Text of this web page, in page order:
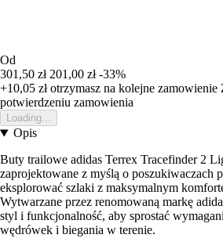
Od
301,50 zł 201,00 zł -33%
+10,05 złotrzymasz na kolejne zamowienie
potwierdzeniu zamowienia
Loading...
Opis
Buty trailowe adidas Terrex Tracefinder 2
zaprojektowane z myślą o poszukiwaczach
eksplorować szlaki z maksymalnym
Wytwarzane przez renomowaną markę
styl i funkcjonalność, aby sprostać
wędrówek i biegania w terenie.